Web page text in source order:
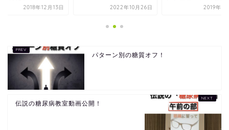
2018年12月13日 2022年10月26日 2019年6
パターン別の糖質オフ！
伝説の糖尿病教室動画公開！